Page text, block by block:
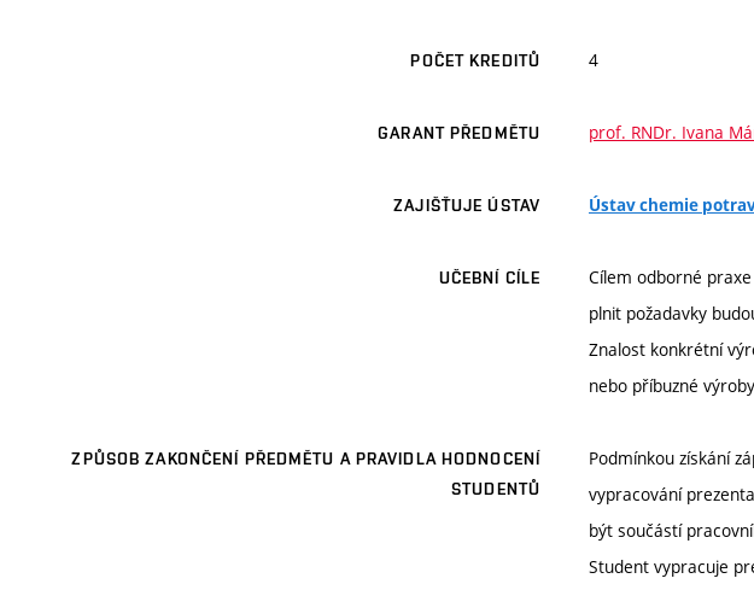
POČET KREDITŮ 4
GARANT PŘEDMĚTU prof. RNDr. Ivana
ZAJIŠŤUJE ÚSTAV Ústav chemie
UČEBNÍ CÍLE
Cílem odborné
plnit požadavky
Znalost konkrétní
nebo příbuzné
ZPŮSOB ZAKONČENÍ PŘEDMĚTU A PRAVIDLA HODNOCENÍ
STUDENTŮ
Podmínkou získání
vypracování
být součástí
Student vypracuje